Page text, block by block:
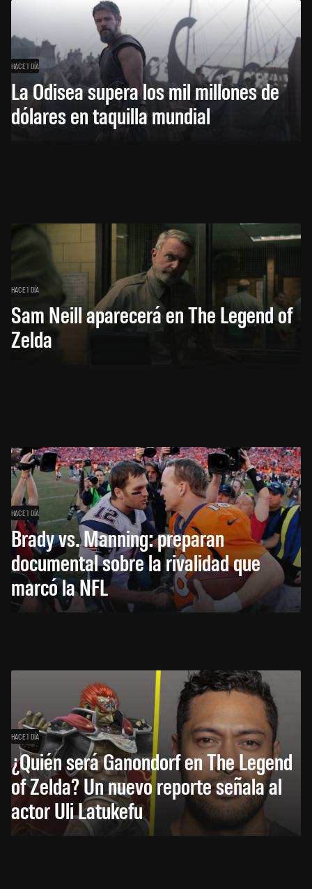
HACE 1 DÍA
La Odisea supera los mil millones de
dólares en taquilla mundial
HACE 1 DÍA
Sam Neill aparecerá en The Legend of
Zelda
HACE 1 DÍA
Brady vs. Manning: preparan
documental sobre la rivalidad que
marcó la NFL
HACE 1 DÍA
¿Quién será Ganondorf en The Legend
of Zelda? Un nuevo reporte señala al
actor Uli Latukefu